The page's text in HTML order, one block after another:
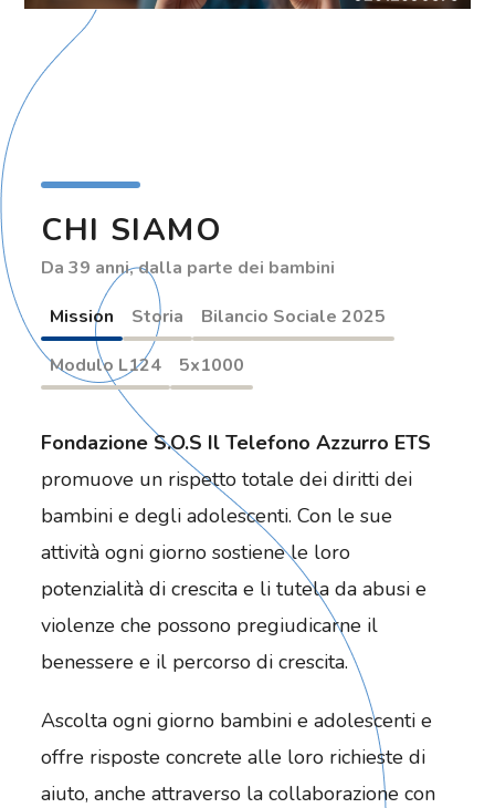
CHI SIAMO
Da 39 anni, dalla parte dei bambini
Mission
Storia
Bilancio Sociale 2025
Modulo L124
5x1000
Fondazione S.O.S Il Telefono Azzurro ETS
promuove un rispetto totale dei diritti dei
bambini e degli adolescenti. Con le sue
attività ogni giorno sostiene le loro
potenzialità di crescita e li tutela da abusi e
violenze che possono pregiudicarne il
benessere e il percorso di crescita.
Ascolta ogni giorno bambini e adolescenti e
offre risposte concrete alle loro richieste di
aiuto, anche attraverso la collaborazione con